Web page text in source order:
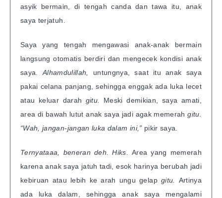
asyik bermain, di tengah canda dan tawa itu, anak
saya terjatuh.
Saya yang tengah mengawasi anak-anak bermain
langsung otomatis berdiri dan mengecek kondisi anak
saya. Alhamdulillah,
untungnya, saat itu anak saya
pakai celana panjang, sehingga enggak ada luka lecet
atau keluar darah gitu. Meski demikian, saya amati,
area di bawah lutut anak saya jadi agak memerahgitu.
“Wah, jangan-jangan luka dalam ini,” pikir saya.
Ternyataaa, beneran deh. Hiks. Area yang memerah
karena anak saya jatuh tadi, esok harinya berubah jadi
kebiruan atau lebih ke arah ungu gelap gitu. Artinya
ada luka dalam, sehingga anak saya mengalami